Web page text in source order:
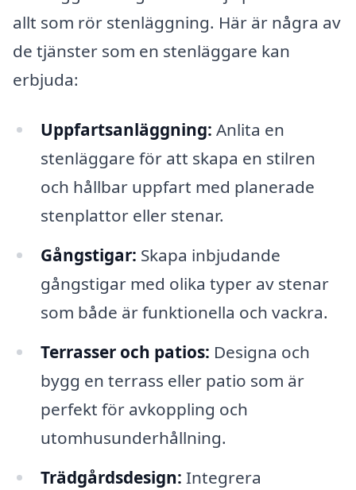
allt som rör stenläggning. Här är några av
de tjänster som en stenläggare kan
erbjuda:
Uppfartsanläggning: Anlita en
stenläggare för att skapa en stilren
och hållbar uppfart med planerade
stenplattor eller stenar.
Gångstigar: Skapa inbjudande
gångstigar med olika typer av stenar
som både är funktionella och vackra.
Terrasser och patios: Designa och
bygg en terrass eller patio som är
perfekt för avkoppling och
utomhusunderhållning.
Trädgårdsdesign: Integrera